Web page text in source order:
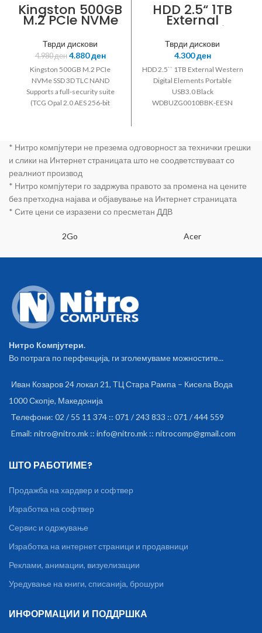
Kingston 500GB
M.2 PCIe NVMe
SSD
Тврди дискови
4.980ден 4.880ден
Kingston 500GB M.2 PCIe
NVMe SSD 3D TLC NAND
Supports a full-security suite
(TCG Opal 2.0 AES 256-bit
HDD 2.5“ 1TB
External
Western Digital
Elements
Portable USB3.0
Black
WDBUZG0010BB
K-EESN
Тврди дискови
4.300ден
HDD 2.5`` 1TB External Western
Digital Elements Portable
USB3.0 Black
WDBUZG0010BBK-EESN
* Нитро компјутери не презема одговорност за технички грешки
и слики на Интернет страницата што не соодветствуваат со
реалниот производ
* Нитро компјутери го задржува правото за промена на цените
без претходна најава и објавување на Интернет страницата
* Сите цени се изразени со пресметан ДДВ
2Go Acer
Нитро Компјутери.
Во потрага по перфекција, ги зголемуваме можностите...
Иван Козаров 24 локал 21, ТЦ Стара Рампа – Кисела Вода
1000 Скопје, Македонија
Телефони: 02 / 55 11 374 :: 071 / 243 833 :: 071 / 444 559
Email: nitro@nitro.mk :: info@nitro.mk :: nitrocomp@gmail.com
ШТО РАБОТИМЕ?
Продажба на хардвер и софтвер
Изработка на софтвер
Сервис и одржување
Изработка на интернет страници и продавници
Реклами, анимации, визуелизации
Уредување на книги, списанија, брошури
ИНФОРМАЦИИ И ПОДДРШКА